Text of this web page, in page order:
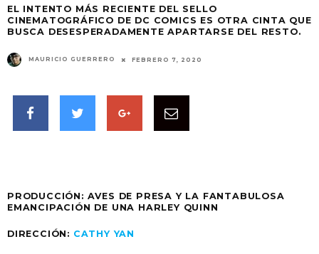
EL INTENTO MÁS RECIENTE DEL SELLO
CINEMATOGRÁFICO DE DC COMICS ES OTRA CINTA QUE
BUSCA DESESPERADAMENTE APARTARSE DEL RESTO.
MAURICIO GUERRERO FEBRERO 7, 2020
PRODUCCIÓN: AVES DE PRESA Y LA FANTABULOSA
EMANCIPACIÓN DE UNA HARLEY QUINN
DIRECCIÓN: CATHY YAN